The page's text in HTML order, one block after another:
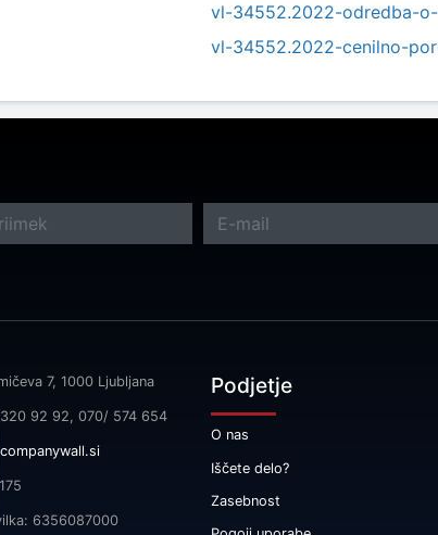
vl-34552.2022-odredba-
vl-34552.2022-cenilno-
7, 1000 Ljubljana
92 92, 070/ 574 654
6356087000
Podjetje
O nas
Iščete delo?
Zasebnost